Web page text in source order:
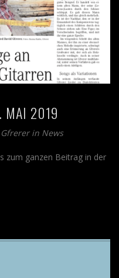
MAI 2019
in News
zum ganzen Beitrag in der